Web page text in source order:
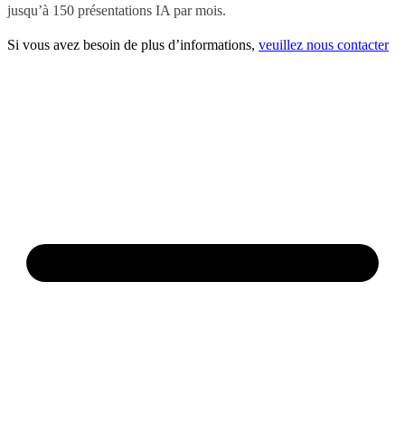
jusqu’à 150 présentations IA par mois.
Si vous avez besoin de plus d’informations, veuillez nous contacter